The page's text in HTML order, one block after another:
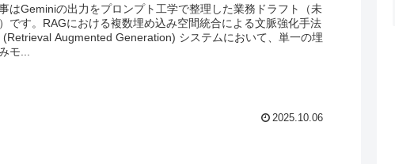
はGeminiの出力をプロンプト工学で整理した業務ドラフト（未
です。RAGにおける複数埋め込み空間統合による文脈強化手法
(Retrieval Augmented Generation) システムにおいて、単一の埋
モ...
2025.10.06